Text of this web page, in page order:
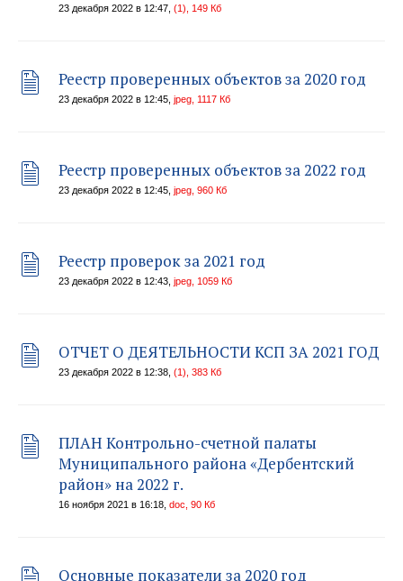
23 декабря 2022 в 12:47, (1), 149 Кб
Реестр проверенных объектов за 2020 год
23 декабря 2022 в 12:45, jpeg, 1117 Кб
Реестр проверенных объектов за 2022 год
23 декабря 2022 в 12:45, jpeg, 960 Кб
Реестр проверок за 2021 год
23 декабря 2022 в 12:43, jpeg, 1059 Кб
ОТЧЕТ О ДЕЯТЕЛЬНОСТИ КСП ЗА 2021 ГОД
23 декабря 2022 в 12:38, (1), 383 Кб
ПЛАН Контрольно-счетной палаты
Муниципального района «Дербентский
район» на 2022 г.
16 ноября 2021 в 16:18, doc, 90 Кб
Основные показатели за 2020 год